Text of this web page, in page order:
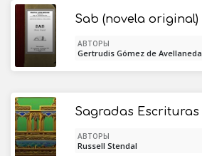
Sab (novela original)
АВТОРЫ
Gertrudis Gómez de Avellaneda
АВТОРЫ
Russell Stendal